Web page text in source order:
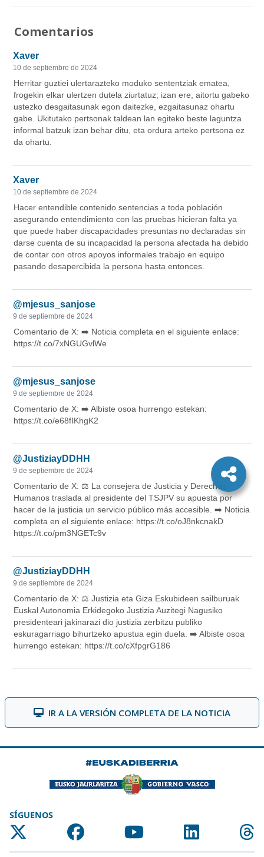
Comentarios
IR A LA VERSIÓN COMPLETA DE LA NOTICIA
SÍGUENOS